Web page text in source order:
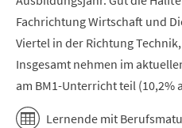
Fachrichtung Wirtschaft und
Viertel in der Richtung
Insgesamt nehmen im
am BM1-Unterricht teil (10,2%
Lernende mit